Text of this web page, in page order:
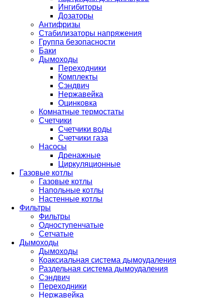
Ингибиторы
Дозаторы
Антифризы
Стабилизаторы напряжения
Группа безопасности
Баки
Дымоходы
Переходники
Комплекты
Сэндвич
Нержавейка
Оцинковка
Комнатные термостаты
Счетчики
Счетчики воды
Счетчики газа
Насосы
Дренажные
Циркуляционные
Газовые котлы
Газовые котлы
Напольные котлы
Настенные котлы
Фильтры
Фильтры
Одноступенчатые
Сетчатые
Дымоходы
Дымоходы
Коаксиальная система дымоудаления
Раздельная система дымоудаления
Сэндвич
Переходники
Нержавейка